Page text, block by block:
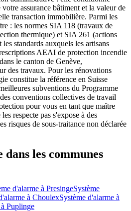
assurance bâtiment et la valeur de
transaction immobilière. Parmi les
: les normes SIA 118 (travaux de
thermique) et SIA 261 (actions
standards auxquels les artisans
AEAI de protection incendie
le canton de Genève,
des travaux. Pour les rénovations
constitue la référence en Suisse
subventions du Programme
conventions collectives de travail
pour vous en tant que maître
respecte pas s'expose à des
risques de sous-traitance non déclarée
les communes
d'alarme à PresingeSystème
à ChoulexSystème d'alarme à
Puplinge